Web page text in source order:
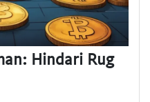
Hindari Rug